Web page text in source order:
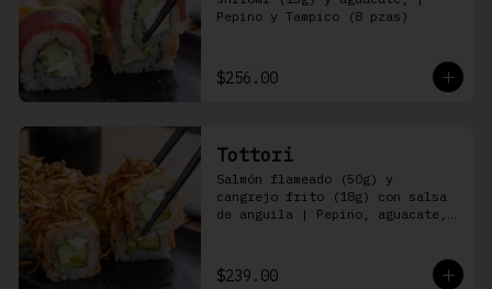
Pepino y Tampico (8 pzas)
$256.00
Tottori
Salmón flameado (50g) y
cangrejo frito (18g) con salsa
de anguila | Pepino, aguacate,
$239.00